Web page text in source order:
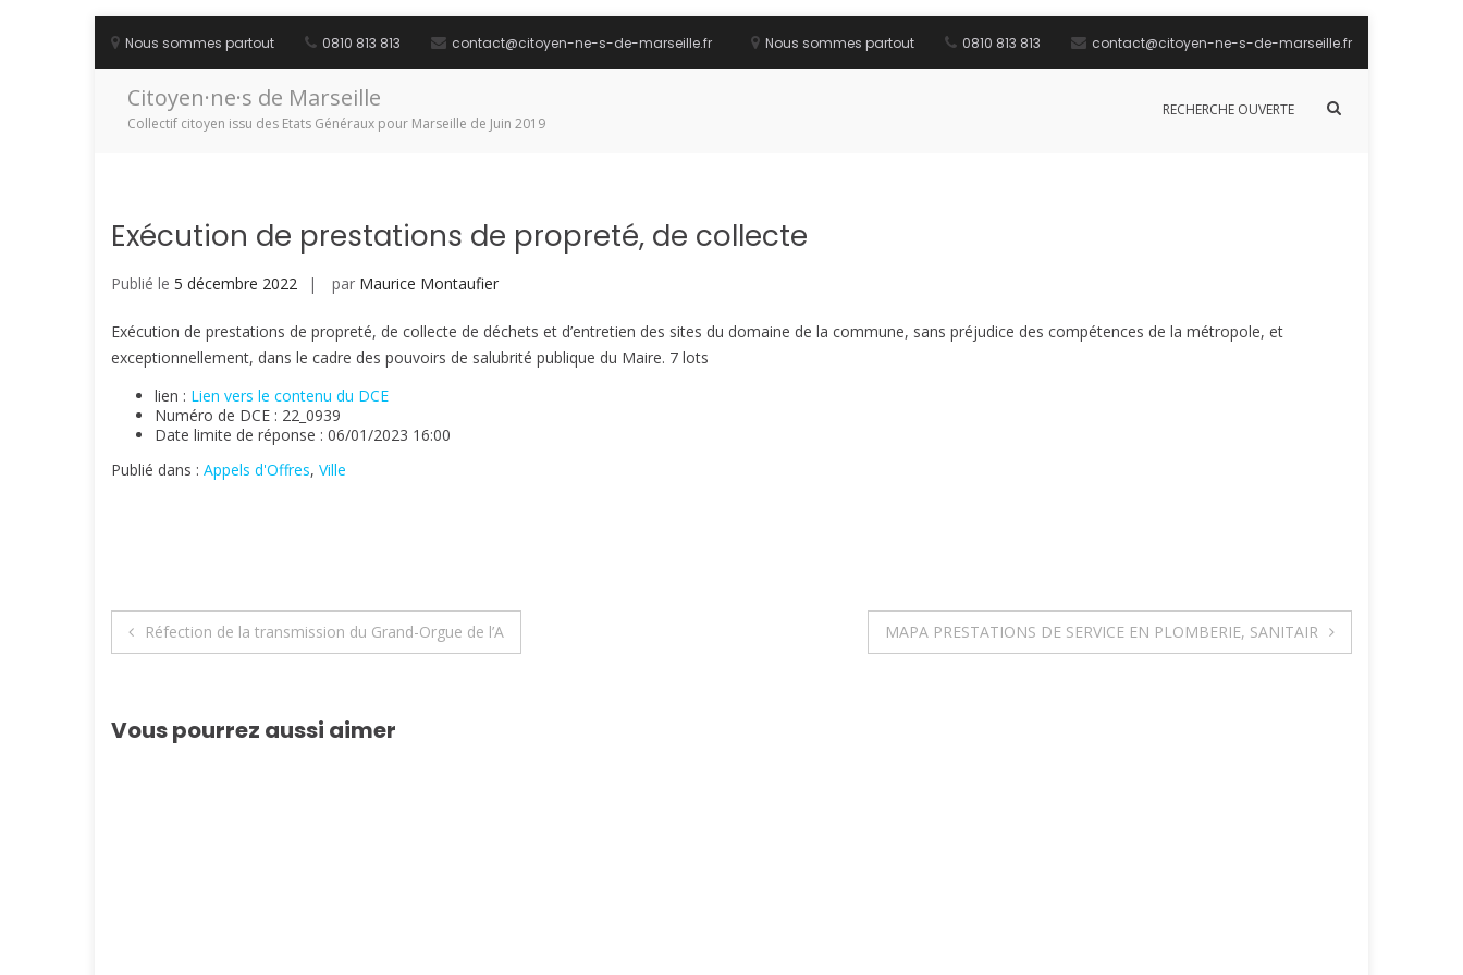
contenu
Nous sommes partout 0810 813 813 contact@citoyen-ne-s-de-marseille.fr Nous sommes partout 0810 813 813 contact@citoyen-ne-s-de-marseille.fr
Citoyen·ne·s de Marseille
Collectif citoyen issu des Etats Généraux pour Marseille de Juin 2019
RECHERCHE OUVERTE
Afficher
Exécution de prestations de propreté, de collecte
Publié le 5 décembre 2022 par Maurice Montaufier
Exécution de prestations de propreté, de collecte de déchets et d’entretien des sites du domaine de la commune, sans préjudice des compétences de la métropole, et
exceptionnellement, dans le cadre des pouvoirs de salubrité publique du Maire. 7 lots
lien : Lien vers le contenu du DCE
Numéro de DCE : 22_0939
Date limite de réponse : 06/01/2023 16:00
Publié dans : Appels d'Offres, Ville
Navigation
l’article
Réfection de la transmission du Grand-Orgue de l’A MAPA PRESTATIONS DE SERVICE EN PLOMBERIE, SANITAIR
Vous pourrez aussi aimer